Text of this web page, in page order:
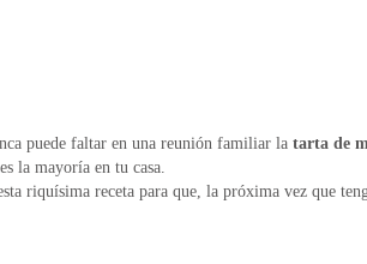
puede faltar en una reunión familiar la tarta de
la mayoría en tu casa.
riquísima receta para que, la próxima vez que